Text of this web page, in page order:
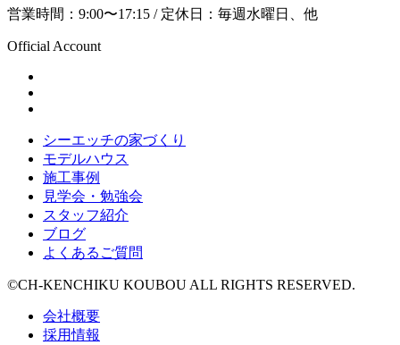
営業時間：9:00〜17:15 / 定休日：毎週水曜日、他
Official Account
シーエッチの家づくり
モデルハウス
施工事例
見学会・勉強会
スタッフ紹介
ブログ
よくあるご質問
©CH-KENCHIKU KOUBOU ALL RIGHTS RESERVED.
会社概要
採用情報